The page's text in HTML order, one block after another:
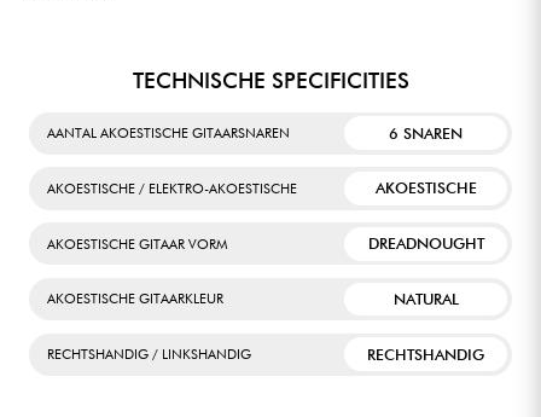
TECHNISCHE SPECIFICITIES
AANTAL AKOESTISCHE GITAARSNAREN 6 SNAREN
AKOESTISCHE / ELEKTRO-AKOESTISCHE AKOESTISCHE
AKOESTISCHE GITAAR VORM DREADNOUGHT
AKOESTISCHE GITAARKLEUR NATURAL
RECHTSHANDIG / LINKSHANDIG RECHTSHANDIG